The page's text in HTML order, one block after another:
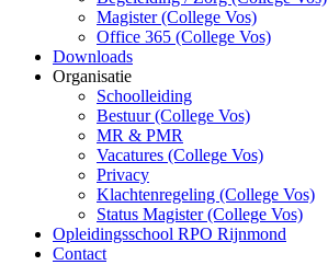
Magister (College Vos)
Office 365 (College Vos)
Downloads
Organisatie
Schoolleiding
Bestuur (College Vos)
MR & PMR
Vacatures (College Vos)
Privacy
Klachtenregeling (College Vos)
Status Magister (College Vos)
Opleidingsschool RPO Rijnmond
Contact